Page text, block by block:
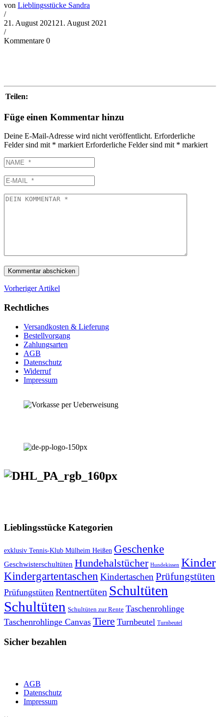
von Lieblingsstücke Sandra
/
21. August 2021 21. August 2021
/
Kommentare 0
Teilen:
Füge einen Kommentar hinzu
Deine E-Mail-Adresse wird nicht veröffentlicht. Erforderliche
Felder sind mit * markiert Erforderliche Felder sind mit * markiert
Vorheriger Artikel
Rechtliches
Versandkosten & Lieferung
Bestellvorgang
Zahlungsarten
AGB
Datenschutz
Widerruf
Impressum
Lieblingsstücke Kategorien
exklusiv Tennis-Klub Mülheim Heißen Geschenke
Geschwisterschultüten Hundehalstücher Hundekissen Kinder
Kindergartentaschen Kindertaschen Prüfungstüten
Prüfungstüten Rentnertüten Schultüten
Schultüten Schultüten zur Rente Taschenrohlinge
Taschenrohlinge Canvas Tiere Turnbeutel Turnbeutel
Sicher bezahlen
AGB
Datenschutz
Impressum